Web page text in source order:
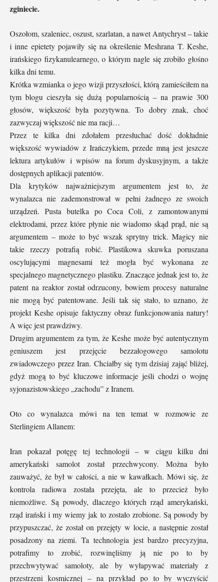
zginiecie.
Oszołom, szaleniec, oszust, szarlatan, a nawet Antychryst – takie
i inne epietety pojawiły się na określenie Meshrana T. Keshe,
irańskiego fizykanulearnego, o którym nagle się zrobiło głośno
kilka dni temu.
Krótka wzmianka o jego wizji przyszłości, którą zamieściłem na
tym blogu cieszyła się dużą popularnością – na prawie 300
głosów, większość była pozytywna. To dobry znak, choć
zazwyczaj większość nie ma racji…
Przez te kilka dni zdołałem przesłuchać dość dokładnie
większość wywiadów z Irańczykiem, przede mną jest jeszcze
lektura artykułów i wpisów na forum dyskusyjnym, a także
dostępnych aplikacji patentów.
Dla krytyków najważniejszym argumentem jest to, że
wynalazca nie zademonstrował w pełni żadnego ze swoich
urządzeń. Pusta butelka po Coca Coli, z zamontowanymi
elektrodami, przez które płynie nie wiadomo skąd prąd, nie są
argumentem – może to być wszak sprytny trick. Magicy nie
takie rzeczy potrafią robić. Plastikowa skuwka poruszana
oscylującymi magnesami też mogła być wykonana ze
specjalnego magnetycznego plastiku. Znaczące jednak jest to, że
patent na reaktor został odrzucony, bowiem procesy naturalne
nie mogą być patentowane. Jeśli tak się stało, to uznano, że
projekt Keshe opisuje faktyczny obraz funkcjonowania natury!
A więc jest prawdziwy.
Drugim argumentem za tym, że Keshe może być autentycznym
geniuszem jest przejęcie bezzałogowego samolotu
zwiadowczego przez Iran. Chciałby się tym dzisiaj zająć bliżej,
gdyż mogą to być kluczowe informacje jeśli chodzi o wojnę
syjonazistowskiego „zachodu” z Iranem.
Oto co wynalazca mówi na ten temat w rozmowie ze
Sterlingiem Allanem:
Iran pokazał potęgę tej technologii – w ciągu kilku dni
amerykański samolot został przechwycony. Można było
zauważyć, że był w całości, a nie w kawałkach. Mówi się, że
kontrola radiowa została przejęta, ale to przecież było
niemożliwe. Są powody, dlaczego których rząd amerykański,
rząd irański i my wiemy jak to zostało zrobione. Są powody by
przypuszczać, że został on przejęty w locie, a następnie został
posadzony na ziemi. Ta technologia jest bardzo precyzyjna,
potrafimy to zrobić, rozwinęliśmy ją nie po to by
przechwytywać samoloty, ale by wyłapywać materiały z
przestrzeni kosmicznej – na przykład po to by wyczyścić